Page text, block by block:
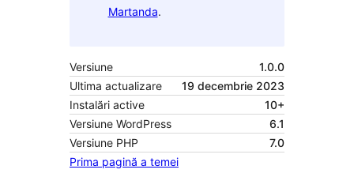
Martanda.
Versiune
1.0.0
Ultima actualizare
19 decembrie 2023
Instalări active
10+
Versiune WordPress
6.1
Versiune PHP
7.0
Prima pagină a temei